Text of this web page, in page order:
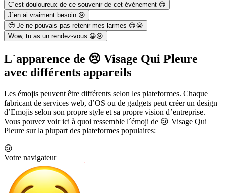
C´est douloureux de ce souvenir de cet événement 😢
J´en ai vraiment besoin 😢
🥹 Je ne pouvais pas retenir mes larmes 😢😭
Wow, tu as un rendez-vous 😀😢
L´apparence de 😢 Visage Qui Pleure
avec différents appareils
Les émojis peuvent être différents selon les plateformes. Chaque
fabricant de services web, d’OS ou de gadgets peut créer un design
d’Emojis selon son propre style et sa propre vision d’entreprise.
Vous pouvez voir ici à quoi ressemble l´émoji de 😢 Visage Qui
Pleure sur la plupart des plateformes populaires:
😢
Votre navigateur